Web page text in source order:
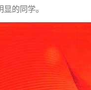
的同学。